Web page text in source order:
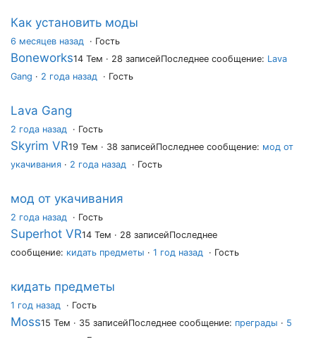
Как установить моды
6 месяцев назад · Гость
Boneworks14 Тем · 28 записейПоследнее сообщение: Lava
Gang · 2 года назад · Гость
Lava Gang
2 года назад · Гость
Skyrim VR19 Тем · 38 записейПоследнее сообщение: мод от
укачивания · 2 года назад · Гость
мод от укачивания
2 года назад · Гость
Superhot VR14 Тем · 28 записейПоследнее
сообщение: кидать предметы · 1 год назад · Гость
кидать предметы
1 год назад · Гость
Moss15 Тем · 35 записейПоследнее сообщение: преграды · 5